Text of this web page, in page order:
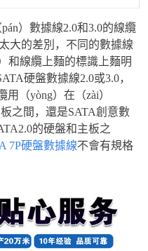
）數據線2.0和3.0的線纜
大的差別，不同的數據線
和線纜上麵的標識上麵明
硬盤數據線2.0或3.0，
（yòng）在（zài）
之間，還是SATA創意數
的硬盤和主板之
7P硬盤數據線不會有規格